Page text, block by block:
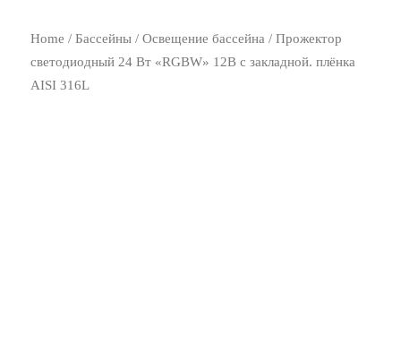
Home /Бассейны /Освещение бассейна / Прожектор
светодиодный 24 Вт «RGBW» 12В с закладной. плёнка
AISI 316L